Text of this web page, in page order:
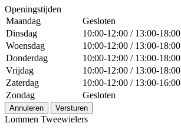
Openingstijden
Maandag
Gesloten
Dinsdag
10:00-12:00 / 13:00-18:00
Woensdag
10:00-12:00 / 13:00-18:00
Donderdag
10:00-12:00 / 13:00-18:00
Vrijdag
10:00-12:00 / 13:00-18:00
Zaterdag
10:00-12:00 / 13:00-16:00
Zondag
Gesloten
Annuleren Versturen
Lommen Tweewielers